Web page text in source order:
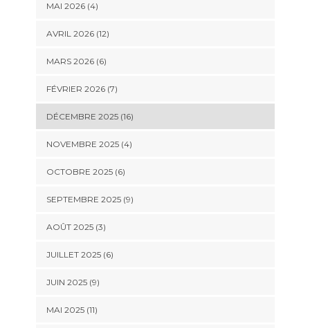
MAI 2026 (4)
AVRIL 2026 (12)
MARS 2026 (6)
FÉVRIER 2026 (7)
DÉCEMBRE 2025 (16)
NOVEMBRE 2025 (4)
OCTOBRE 2025 (6)
SEPTEMBRE 2025 (9)
AOÛT 2025 (3)
JUILLET 2025 (6)
JUIN 2025 (9)
MAI 2025 (11)